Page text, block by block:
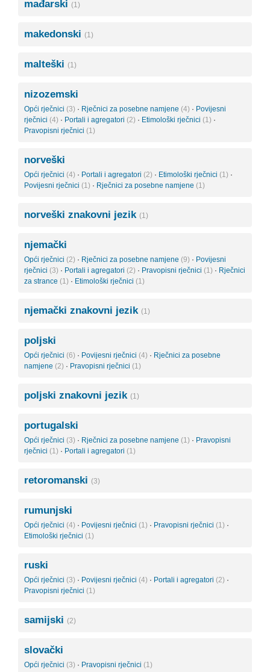
mađarski (1)
makedonski (1)
malteški (1)
nizozemski
Opći rječnici (3) · Rječnici za posebne namjene (4) · Povijesni
rječnici (4) · Portali i agregatori (2) · Etimološki rječnici (1) ·
Pravopisni rječnici (1)
norveški
Opći rječnici (4) · Portali i agregatori (2) · Etimološki rječnici (1) ·
Povijesni rječnici (1) · Rječnici za posebne namjene (1)
norveški znakovni jezik (1)
njemački
Opći rječnici (2) · Rječnici za posebne namjene (9) · Povijesni
rječnici (3) · Portali i agregatori (2) · Pravopisni rječnici (1) · Rječnici
za strance (1) · Etimološki rječnici (1)
njemački znakovni jezik (1)
poljski
Opći rječnici (6) · Povijesni rječnici (4) · Rječnici za posebne
namjene (2) · Pravopisni rječnici (1)
poljski znakovni jezik (1)
portugalski
Opći rječnici (3) · Rječnici za posebne namjene (1) · Pravopisni
rječnici (1) · Portali i agregatori (1)
retoromanski (3)
rumunjski
Opći rječnici (4) · Povijesni rječnici (1) · Pravopisni rječnici (1) ·
Etimološki rječnici (1)
ruski
Opći rječnici (3) · Povijesni rječnici (4) · Portali i agregatori (2) ·
Pravopisni rječnici (1)
samijski (2)
slovački
Opći rječnici (3) · Pravopisni rječnici (1)